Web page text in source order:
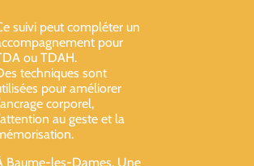
suivi peut compléter un
pour
ou TDAH.
techniques sont
pour améliorer
corporel,
au geste et la
Baume-les-Dames, Une